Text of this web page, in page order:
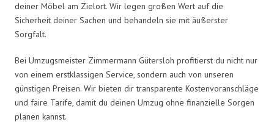
deiner Möbel am Zielort. Wir legen großen Wert auf die
Sicherheit deiner Sachen und behandeln sie mit äußerster
Sorgfalt.
Bei Umzugsmeister Zimmermann Gütersloh profitierst du nicht nur
von einem erstklassigen Service, sondern auch von unseren
günstigen Preisen. Wir bieten dir transparente Kostenvoranschläge
und faire Tarife, damit du deinen Umzug ohne finanzielle Sorgen
planen kannst.